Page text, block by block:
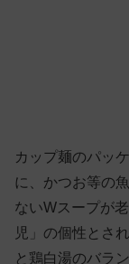
カップ麺のパッ
に、かつお等の
ないWスープが
児」の個性とさ
と鶏白湯のバラ